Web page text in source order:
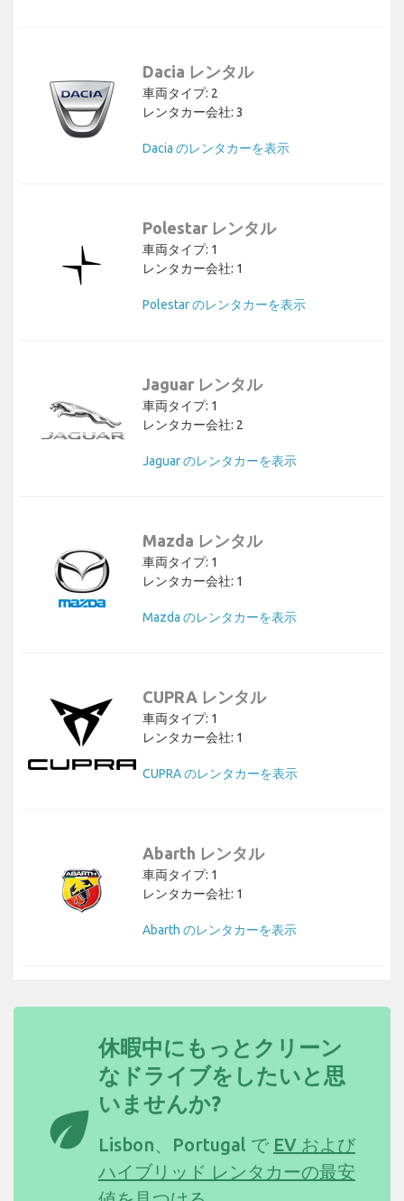
Dacia レンタル
車両タイプ: 2
レンタカー会社: 3
Dacia のレンタカーを表示
Polestar レンタル
車両タイプ: 1
レンタカー会社: 1
Polestar のレンタカーを表示
Jaguar レンタル
車両タイプ: 1
レンタカー会社: 2
Jaguar のレンタカーを表示
Mazda レンタル
車両タイプ: 1
レンタカー会社: 1
Mazda のレンタカーを表示
CUPRA レンタル
車両タイプ: 1
レンタカー会社: 1
CUPRA のレンタカーを表示
Abarth レンタル
車両タイプ: 1
レンタカー会社: 1
Abarth のレンタカーを表示
eco
休暇中にもっとクリーン
なドライブをしたいと思
いませんか?
Lisbon、Portugal で EV および
ハイブリッド レンタカーの最安